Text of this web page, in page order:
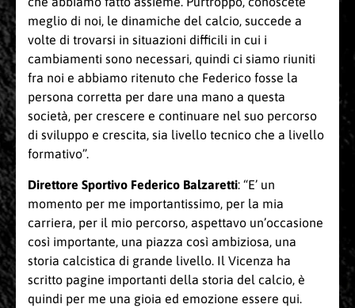
meglio di noi, le dinamiche del calcio, succede a
volte di trovarsi in situazioni difficili in cui i
cambiamenti sono necessari, quindi ci siamo riuniti
fra noi e abbiamo ritenuto che Federico fosse la
persona corretta per dare una mano a questa
società, per crescere e continuare nel suo percorso
di sviluppo e crescita, sia livello tecnico che a livello
formativo”.
Direttore Sportivo Federico Balzaretti: “E’ un
momento per me importantissimo, per la mia
carriera, per il mio percorso, aspettavo un’occasione
così importante, una piazza così ambiziosa, una
storia calcistica di grande livello. Il Vicenza ha
scritto pagine importanti della storia del calcio, è
quindi per me una gioia ed emozione essere qui.